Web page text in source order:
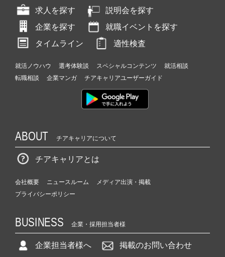
求人を探す
説明会を探す
企業を探す
就職イベントを探す
タイムライン
適性検査
就活ノウハウ 選考体験談 スペシャルコンテンツ
就活相談
転職相談
企業マンガ チアキャリアユーザーガイド
ABOUT チアキャリアについて
チアキャリアとは
会社概要 ニュースルーム
メディア出演・掲載
プライバシーポリシー
BUSINESS 企業・採用担当者様
企業担当者様へ 掲載のお問い合わせ